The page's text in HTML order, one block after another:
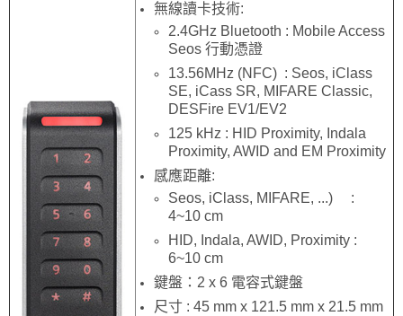
無線讀卡技術:
2.4GHz Bluetooth : Mobile Access
Seos 行動憑證
13.56MHz (NFC) : Seos, iClass
SE, iCass SR, MIFARE Classic,
DESFire EV1/EV2
125 kHz : HID Proximity, Indala
Proximity, AWID and EM Proximity
感應距離:
Seos, iClass, MIFARE, ...) :
4~10 cm
HID, Indala, AWID, Proximity :
6~10 cm
鍵盤：2 x 6 電容式鍵盤
尺寸 : 45 mm x 121.5 mm x 21.5 mm